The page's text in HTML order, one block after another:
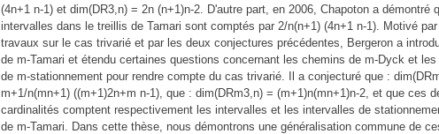
(4n+1 n-1) et dim(DR3,n) = 2n (n+1)n-2. D'autre part, en 2006, Chapoton a démontré
intervalles dans le treillis de Tamari sont comptés par 2/n(n+1) (4n+1 n-1). Motivé
travaux sur le cas trivarié et par les deux conjectures précédentes, Bergeron a
de m-Tamari et étendu certaines questions concernant les chemins de m-Dyck et
de m-stationnement pour rendre compte du cas trivarié. Il a conjecturé que :
m+1/n(mn+1) ((m+1)2n+m n-1), que : dim(DRm3,n) = (m+1)n(mn+1)n-2, et que ces
cardinalités comptent respectivement les intervalles et les intervalles de
de m-Tamari. Dans cette thèse, nous démontrons une généralisation commune de